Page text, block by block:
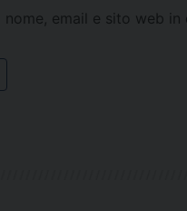
nome, email e sito web